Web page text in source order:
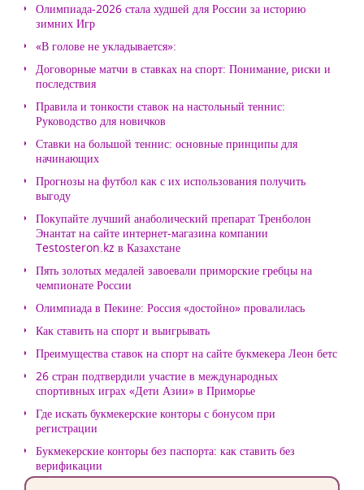
Олимпиада-2026 стала худшей для России за историю
зимних Игр
«В голове не укладывается»:
Договорные матчи в ставках на спорт: Понимание, риски и
последствия
Правила и тонкости ставок на настольный теннис:
Руководство для новичков
Ставки на большой теннис: основные принципы для
начинающих
Прогнозы на футбол как с их использования получить
выгоду
Покупайте лучший анаболический препарат Тренболон
Энантат на сайте интернет-магазина компании
Testosteron.kz в Казахстане
Пять золотых медалей завоевали приморские гребцы на
чемпионате России
Олимпиада в Пекине: Россия «достойно» провалилась
Как ставить на спорт и выигрывать
Преимущества ставок на спорт на сайте букмекера Леон бетс
26 стран подтвердили участие в международных
спортивных играх «Дети Азии» в Приморье
Где искать букмекерские конторы с бонусом при
регистрации
Букмекерские конторы без паспорта: как ставить без
верификации